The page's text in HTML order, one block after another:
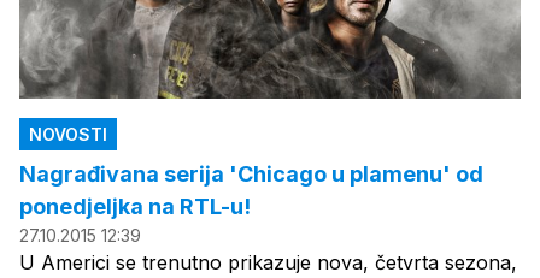
NOVOSTI
Nagrađivana serija 'Chicago u plamenu' od
ponedjeljka na RTL-u!
27.10.2015 12:39
U Americi se trenutno prikazuje nova, četvrta sezona,